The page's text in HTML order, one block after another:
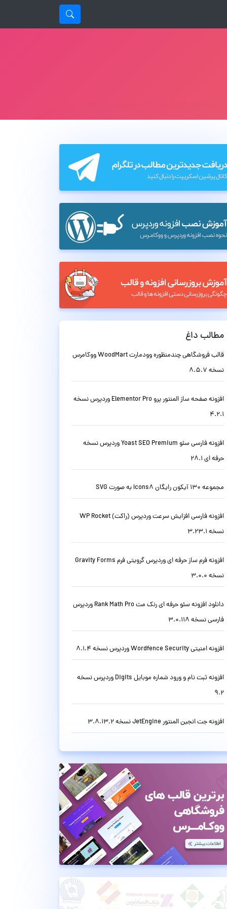
مطالب داغ
قالب فروشگاهی چندمنظوره وودمارت WoodMart ووکامرس
نسخه 8.5.7
افزونه صفحه ساز المنتور پرو Elementor Pro وردپرس نسخه
4.2.1
افزونه فارسی سئو Yoast SEO Premium وردپرس نسخه
حرفه ای 28.1
مجموعه 130 آیکون رایگان Icons8 به صورت SVG
افزونه فارسی افزایش سرعت وردپرس (راکت) WP Rocket
نسخه 3.23.1
افزونه فرم ساز حرفه ای وردپرس گرویتی فرم Gravity Forms
نسخه 3.0.0
دانلود افزونه سئو حرفه ای رنک مث Rank Math Pro وردپرس
فارسی نسخه 3.0.118
افزونه امنیتی Wordfence Security وردپرس نسخه 8.1.4
افزونه ثبت نام و ورود شماره موبایل Digits وردپرس نسخه
9.2
افزونه جت انجین المنتور JetEngine نسخه 3.8.13.2